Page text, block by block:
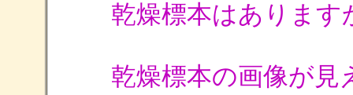
乾燥標本はあります
乾燥標本の画像が見